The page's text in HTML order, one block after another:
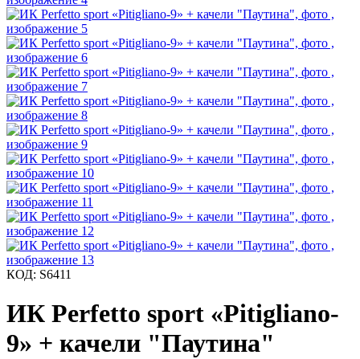
КОД: S6411
ИК Perfetto sport «Pitigliano-
9» + качели "Паутина"